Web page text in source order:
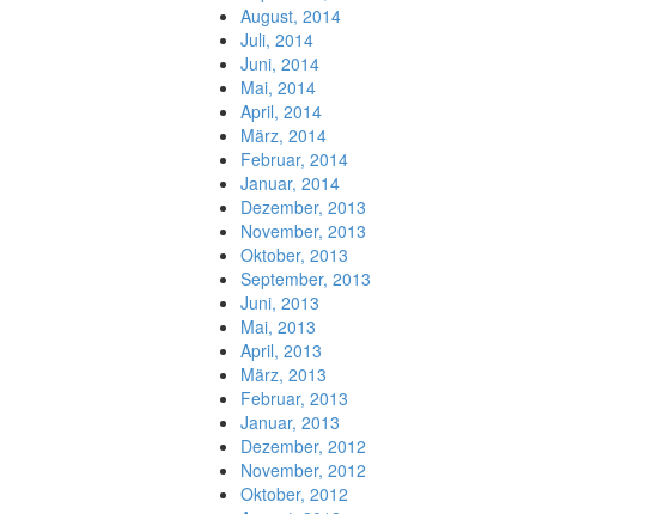
August, 2014
Juli, 2014
Juni, 2014
Mai, 2014
April, 2014
März, 2014
Februar, 2014
Januar, 2014
Dezember, 2013
November, 2013
Oktober, 2013
September, 2013
Juni, 2013
Mai, 2013
April, 2013
März, 2013
Februar, 2013
Januar, 2013
Dezember, 2012
November, 2012
Oktober, 2012